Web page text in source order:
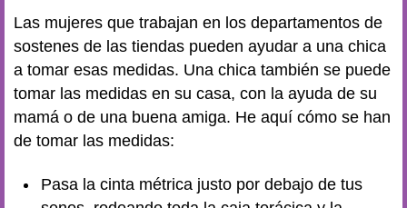
Las mujeres que trabajan en los departamentos de
sostenes de las tiendas pueden ayudar a una chica
a tomar esas medidas. Una chica también se puede
tomar las medidas en su casa, con la ayuda de su
mamá o de una buena amiga. He aquí cómo se han
de tomar las medidas:
Pasa la cinta métrica justo por debajo de tus